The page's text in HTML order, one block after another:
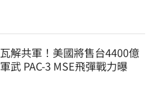
瓦解共軍！美國將售台4400億
軍武 PAC-3 MSE飛彈戰力曝